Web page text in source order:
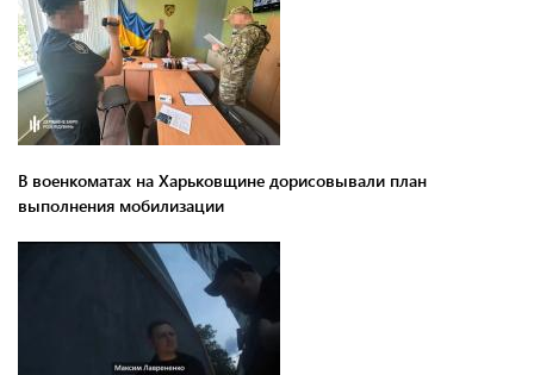
В военкоматах на Харьковщине дорисовывали план
выполнения мобилизации